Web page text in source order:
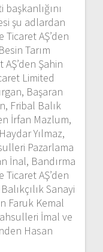
şu adlardan
AŞ’den
Tarım
AŞ’den Şahin
Limited
Başaran
Fribal Balık
İrfan Mazlum,
Yılmaz,
Pazarlama
İnal, Bandırma
Ticaret AŞ’den
Sanayi
Faruk Kemal
İmal ve
Hasan